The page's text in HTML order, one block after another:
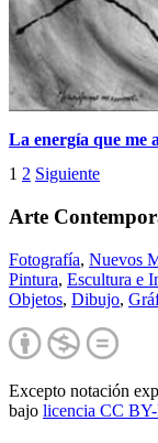
La energía que me
1 2 Siguiente
Arte
Fotografía, Nuevos
Pintura, Escultura e
Objetos, Dibujo,
Excepto notación
bajo licencia CC